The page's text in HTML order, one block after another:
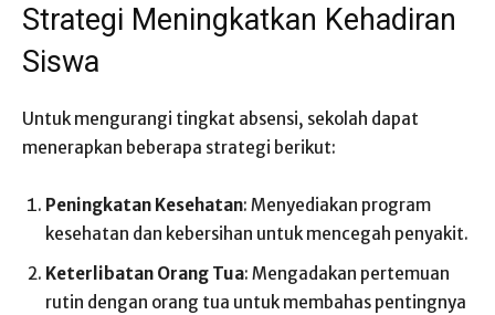
Strategi Meningkatkan Kehadiran
Siswa
Untuk mengurangi tingkat absensi, sekolah dapat
menerapkan beberapa strategi berikut:
Peningkatan Kesehatan: Menyediakan program
kesehatan dan kebersihan untuk mencegah penyakit.
Keterlibatan Orang Tua: Mengadakan pertemuan
rutin dengan orang tua untuk membahas pentingnya